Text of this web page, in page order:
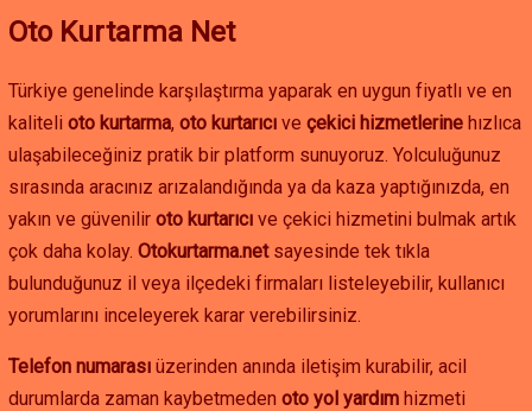
Oto Kurtarma Net
Türkiye genelinde karşılaştırma yaparak en uygun fiyatlı ve en
kaliteli oto kurtarma, oto kurtarıcı ve çekici hizmetlerine hızlıca
ulaşabileceğiniz pratik bir platform sunuyoruz. Yolculuğunuz
sırasında aracınız arızalandığında ya da kaza yaptığınızda, en
yakın ve güvenilir oto kurtarıcı ve çekici hizmetini bulmak artık
çok daha kolay. Otokurtarma.netsayesinde tek tıkla
bulunduğunuz il veya ilçedeki firmaları listeleyebilir, kullanıcı
yorumlarını inceleyerek karar verebilirsiniz.
Telefon numarası üzerinden anında iletişim kurabilir, acil
durumlarda zaman kaybetmeden oto yol yardım hizmeti